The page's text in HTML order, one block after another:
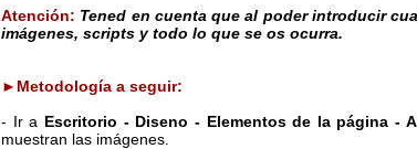
Atención: Tened en cuenta que al poder introducir
imágenes, scripts y todo lo que se os ocurra.
►Metodología a seguir:
- Ir a Escritorio - Diseno - Elementos de la página -
muestran las imágenes.